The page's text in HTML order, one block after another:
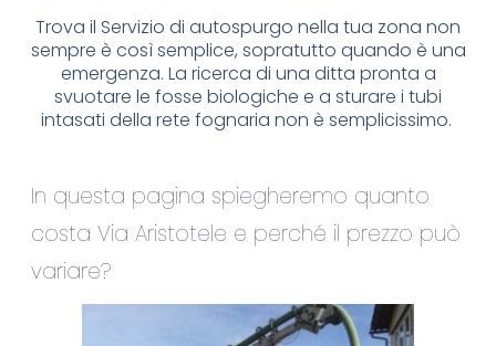
Trova il Servizio di autospurgo nella tua zona non
sempre è così semplice, sopratutto quando è una
emergenza. La ricerca di una ditta pronta a
svuotare le fosse biologiche e a sturare i tubi
intasati della rete fognaria non è semplicissimo.
In questa pagina spiegheremo quanto
costa Via Aristotele e perché il prezzo può
variare?